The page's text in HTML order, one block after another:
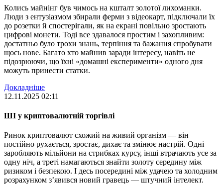
Колись майнінг був чимось на кшталт золотої лихоманки.
Люди з ентузіазмом збирали ферми з відеокарт, підключали їх
до розетки й спостерігали, як на екрані повільно зростають
цифрові монети. Тоді все здавалося простим і захопливим:
достатньо було трохи знань, терпіння та бажання спробувати
щось нове. Багато хто майнив заради інтересу, навіть не
підозрюючи, що їхні «домашні експерименти» одного дня
можуть принести статки.
Докладніше
12.11.2025 02:11
ШІ у криптовалютній торгівлі
Ринок криптовалют схожий на живий організм — він
постійно рухається, зростає, дихає та змінює настрій. Одні
заробляють мільйони на стрибках курсу, інші втрачають усе за
одну ніч, а треті намагаються знайти золоту середину між
ризиком і безпекою. І десь посередині між удачею та холодним
розрахунком з’явився новий гравець — штучний інтелект.